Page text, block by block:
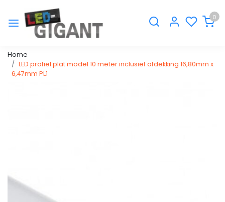
0
Home
LED profiel plat model 10 meter inclusief afdekking 16,80mm x
6,47mm PL1